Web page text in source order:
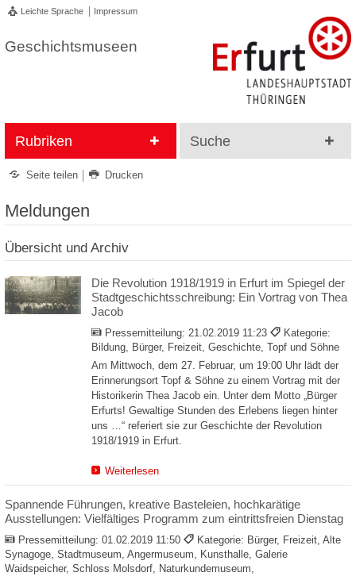
Leichte Sprache Impressum
Geschichtsmuseen
Rubriken Suche
Seite teilen Drucken
Meldungen
Übersicht und Archiv
Die Revolution 1918/1919 in Erfurt im Spiegel der
Stadtgeschichtsschreibung: Ein Vortrag von Thea
Jacob
Pressemitteilung: 21.02.2019 11:23
Kategorie:
Bildung, Bürger, Freizeit, Geschichte, Topf und Söhne
Am Mittwoch, dem 27. Februar, um 19:00 Uhr lädt der
Erinnerungsort Topf & Söhne zu einem Vortrag mit der
Historikerin Thea Jacob ein. Unter dem Motto „Bürger
Erfurts! Gewaltige Stunden des Erlebens liegen hinter
uns …“ referiert sie zur Geschichte der Revolution
1918/1919 in Erfurt.
Weiterlesen
Spannende Führungen, kreative Basteleien, hochkarätige
Ausstellungen: Vielfältiges Programm zum eintrittsfreien Dienstag
Pressemitteilung: 01.02.2019 11:50
Kategorie: Bürger, Freizeit, Alte
Synagoge, Stadtmuseum, Angermuseum, Kunsthalle, Galerie
Waidspeicher, Schloss Molsdorf, Naturkundemuseum,